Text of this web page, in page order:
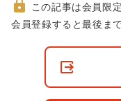
非
この記事は会員限
会員登録すると最後ま